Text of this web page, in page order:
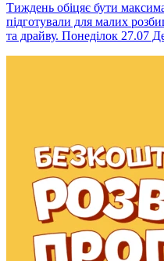
Тиждень обіцяє бути
підготували для малих
та драйву. Понеділок 27.07